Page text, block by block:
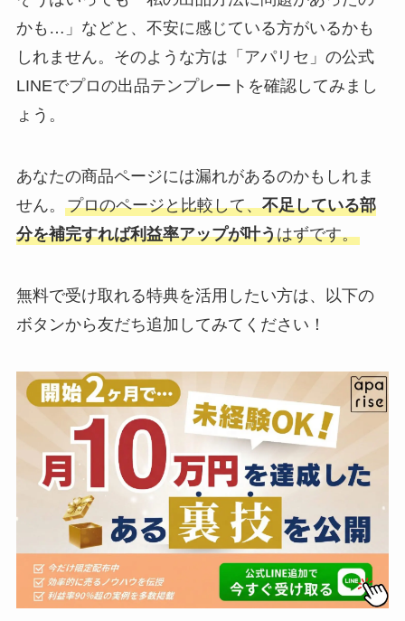
かも…」などと、不安に感じている方がいるかも
しれません。そのような方は「アパリセ」の公式
LINEでプロの出品テンプレートを確認してみまし
ょう。
あなたの商品ページには漏れがあるのかもしれま
せん。 プロのページと比較して、不足している部
分を補完すれば利益率アップが叶うはずです。
無料で受け取れる特典を活用したい方は、以下の
ボタンから友だち追加してみてください！